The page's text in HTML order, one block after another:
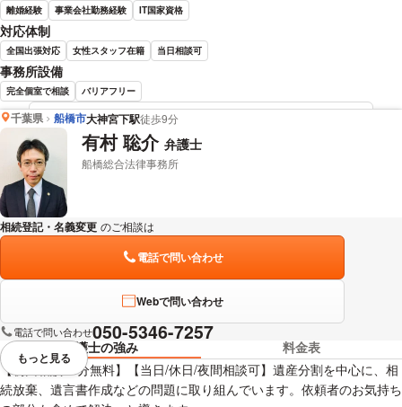
離婚経験 事業会社勤務経験 IT国家資格
対応体制
全国出張対応 女性スタッフ在籍 当日相談可
事務所設備
完全個室で相談 バリアフリー
小澤 友美 弁護士の詳細情報を見る
千葉県 船橋市大神宮下駅徒歩9分
有村 聡介 弁護士
船橋総合法律事務所
相続登記・名義変更 のご相談は
電話で問い合わせ
Webで問い合わせ
電話で問い合わせ050-5346-7257
弁護士の強み
料金表
【初回相談30分無料】【当日/休日/夜間相談可】遺産分割を中心に、相
続放棄、遺言書作成などの問題に取り組んでいます。依頼者のお気持ち
視覚的に省略されている要素を
もっと見る